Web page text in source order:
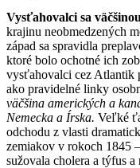
Vysťahovalci sa
krajinu neobmedzených
západ sa spravidla
ktoré bolo ochotné ich
vysťahovalci cez Atlantik
ako pravidelné linky
väčšina amerických a
Nemecka a Írska. Veľké
odchodu z vlasti
zemiakov v rokoch 1845
sužovala cholera a týfus